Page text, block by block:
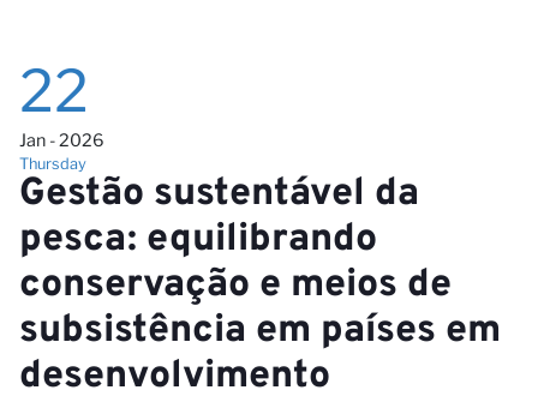
22
Jan - 2026
Thursday
Gestão sustentável da
pesca: equilibrando
conservação e meios de
subsistência em países em
desenvolvimento